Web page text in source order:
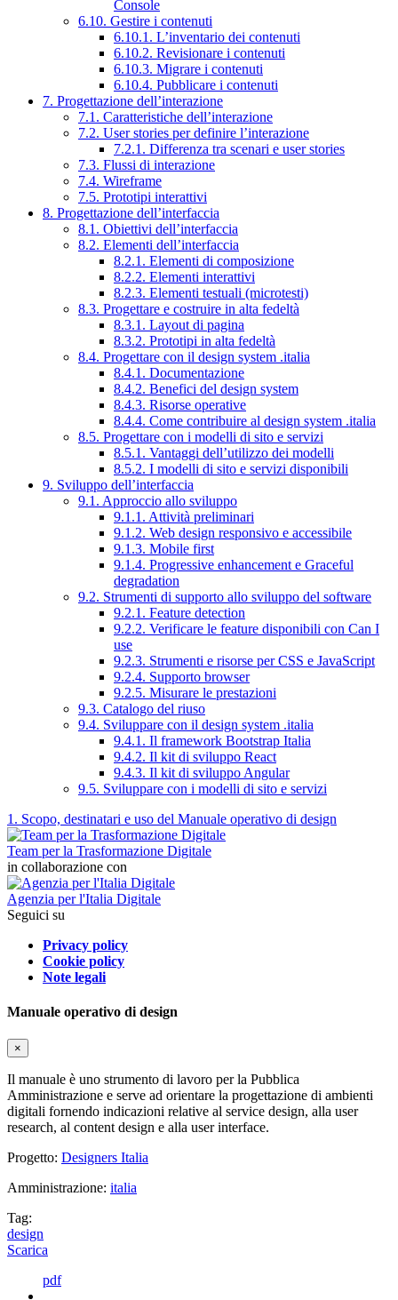
Console
6.10. Gestire i contenuti
6.10.1. L’inventario dei contenuti
6.10.2. Revisionare i contenuti
6.10.3. Migrare i contenuti
6.10.4. Pubblicare i contenuti
7. Progettazione dell’interazione
7.1. Caratteristiche dell’interazione
7.2. User stories per definire l’interazione
7.2.1. Differenza tra scenari e user stories
7.3. Flussi di interazione
7.4. Wireframe
7.5. Prototipi interattivi
8. Progettazione dell’interfaccia
8.1. Obiettivi dell’interfaccia
8.2. Elementi dell’interfaccia
8.2.1. Elementi di composizione
8.2.2. Elementi interattivi
8.2.3. Elementi testuali (microtesti)
8.3. Progettare e costruire in alta fedeltà
8.3.1. Layout di pagina
8.3.2. Prototipi in alta fedeltà
8.4. Progettare con il design system .italia
8.4.1. Documentazione
8.4.2. Benefici del design system
8.4.3. Risorse operative
8.4.4. Come contribuire al design system .italia
8.5. Progettare con i modelli di sito e servizi
8.5.1. Vantaggi dell’utilizzo dei modelli
8.5.2. I modelli di sito e servizi disponibili
9. Sviluppo dell’interfaccia
9.1. Approccio allo sviluppo
9.1.1. Attività preliminari
9.1.2. Web design responsivo e accessibile
9.1.3. Mobile first
9.1.4. Progressive enhancement e Graceful
degradation
9.2. Strumenti di supporto allo sviluppo del software
9.2.1. Feature detection
9.2.2. Verificare le feature disponibili con Can I
use
9.2.3. Strumenti e risorse per CSS e JavaScript
9.2.4. Supporto browser
9.2.5. Misurare le prestazioni
9.3. Catalogo del riuso
9.4. Sviluppare con il design system .italia
9.4.1. Il framework Bootstrap Italia
9.4.2. Il kit di sviluppo React
9.4.3. Il kit di sviluppo Angular
9.5. Sviluppare con i modelli di sito e servizi
1. Scopo, destinatari e uso del Manuale operativo di design
Team per la Trasformazione Digitale
in collaborazione con
Agenzia per l'Italia Digitale
Seguici su
Privacy policy
Cookie policy
Note legali
Manuale operativo di design
×
Il manuale è uno strumento di lavoro per la Pubblica
Amministrazione e serve ad orientare la progettazione di ambienti
digitali fornendo indicazioni relative al service design, alla user
research, al content design e alla user interface.
Progetto: Designers Italia
Amministrazione: italia
Tag:
design
Scarica
pdf